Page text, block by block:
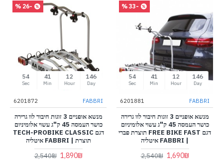
-33 %
146
Day
12
Hour
41
Min
53
Sec
FABBRI
6201881
מנשא אופניים 3 זוגות חיבור לוו גרירה
כושר העמסה 45 ק"ג עשוי אלומיניום
דגם FREE BIKE FAST תוצרת פברי
| FABBRI איטליה
1,690₪
2,540₪
-26 %
146
Day
12
Hour
41
Min
53
Sec
FABBRI
6201872
מנשא אופניים 3 זוגות חיבור לוו גרירה
כושר העמסה 45 ק"ג עשוי אלומיניום
דגם TECH-PROBIKE CLASSIC
תוצרת | FABBRI איטליה
1,890₪
2,540₪